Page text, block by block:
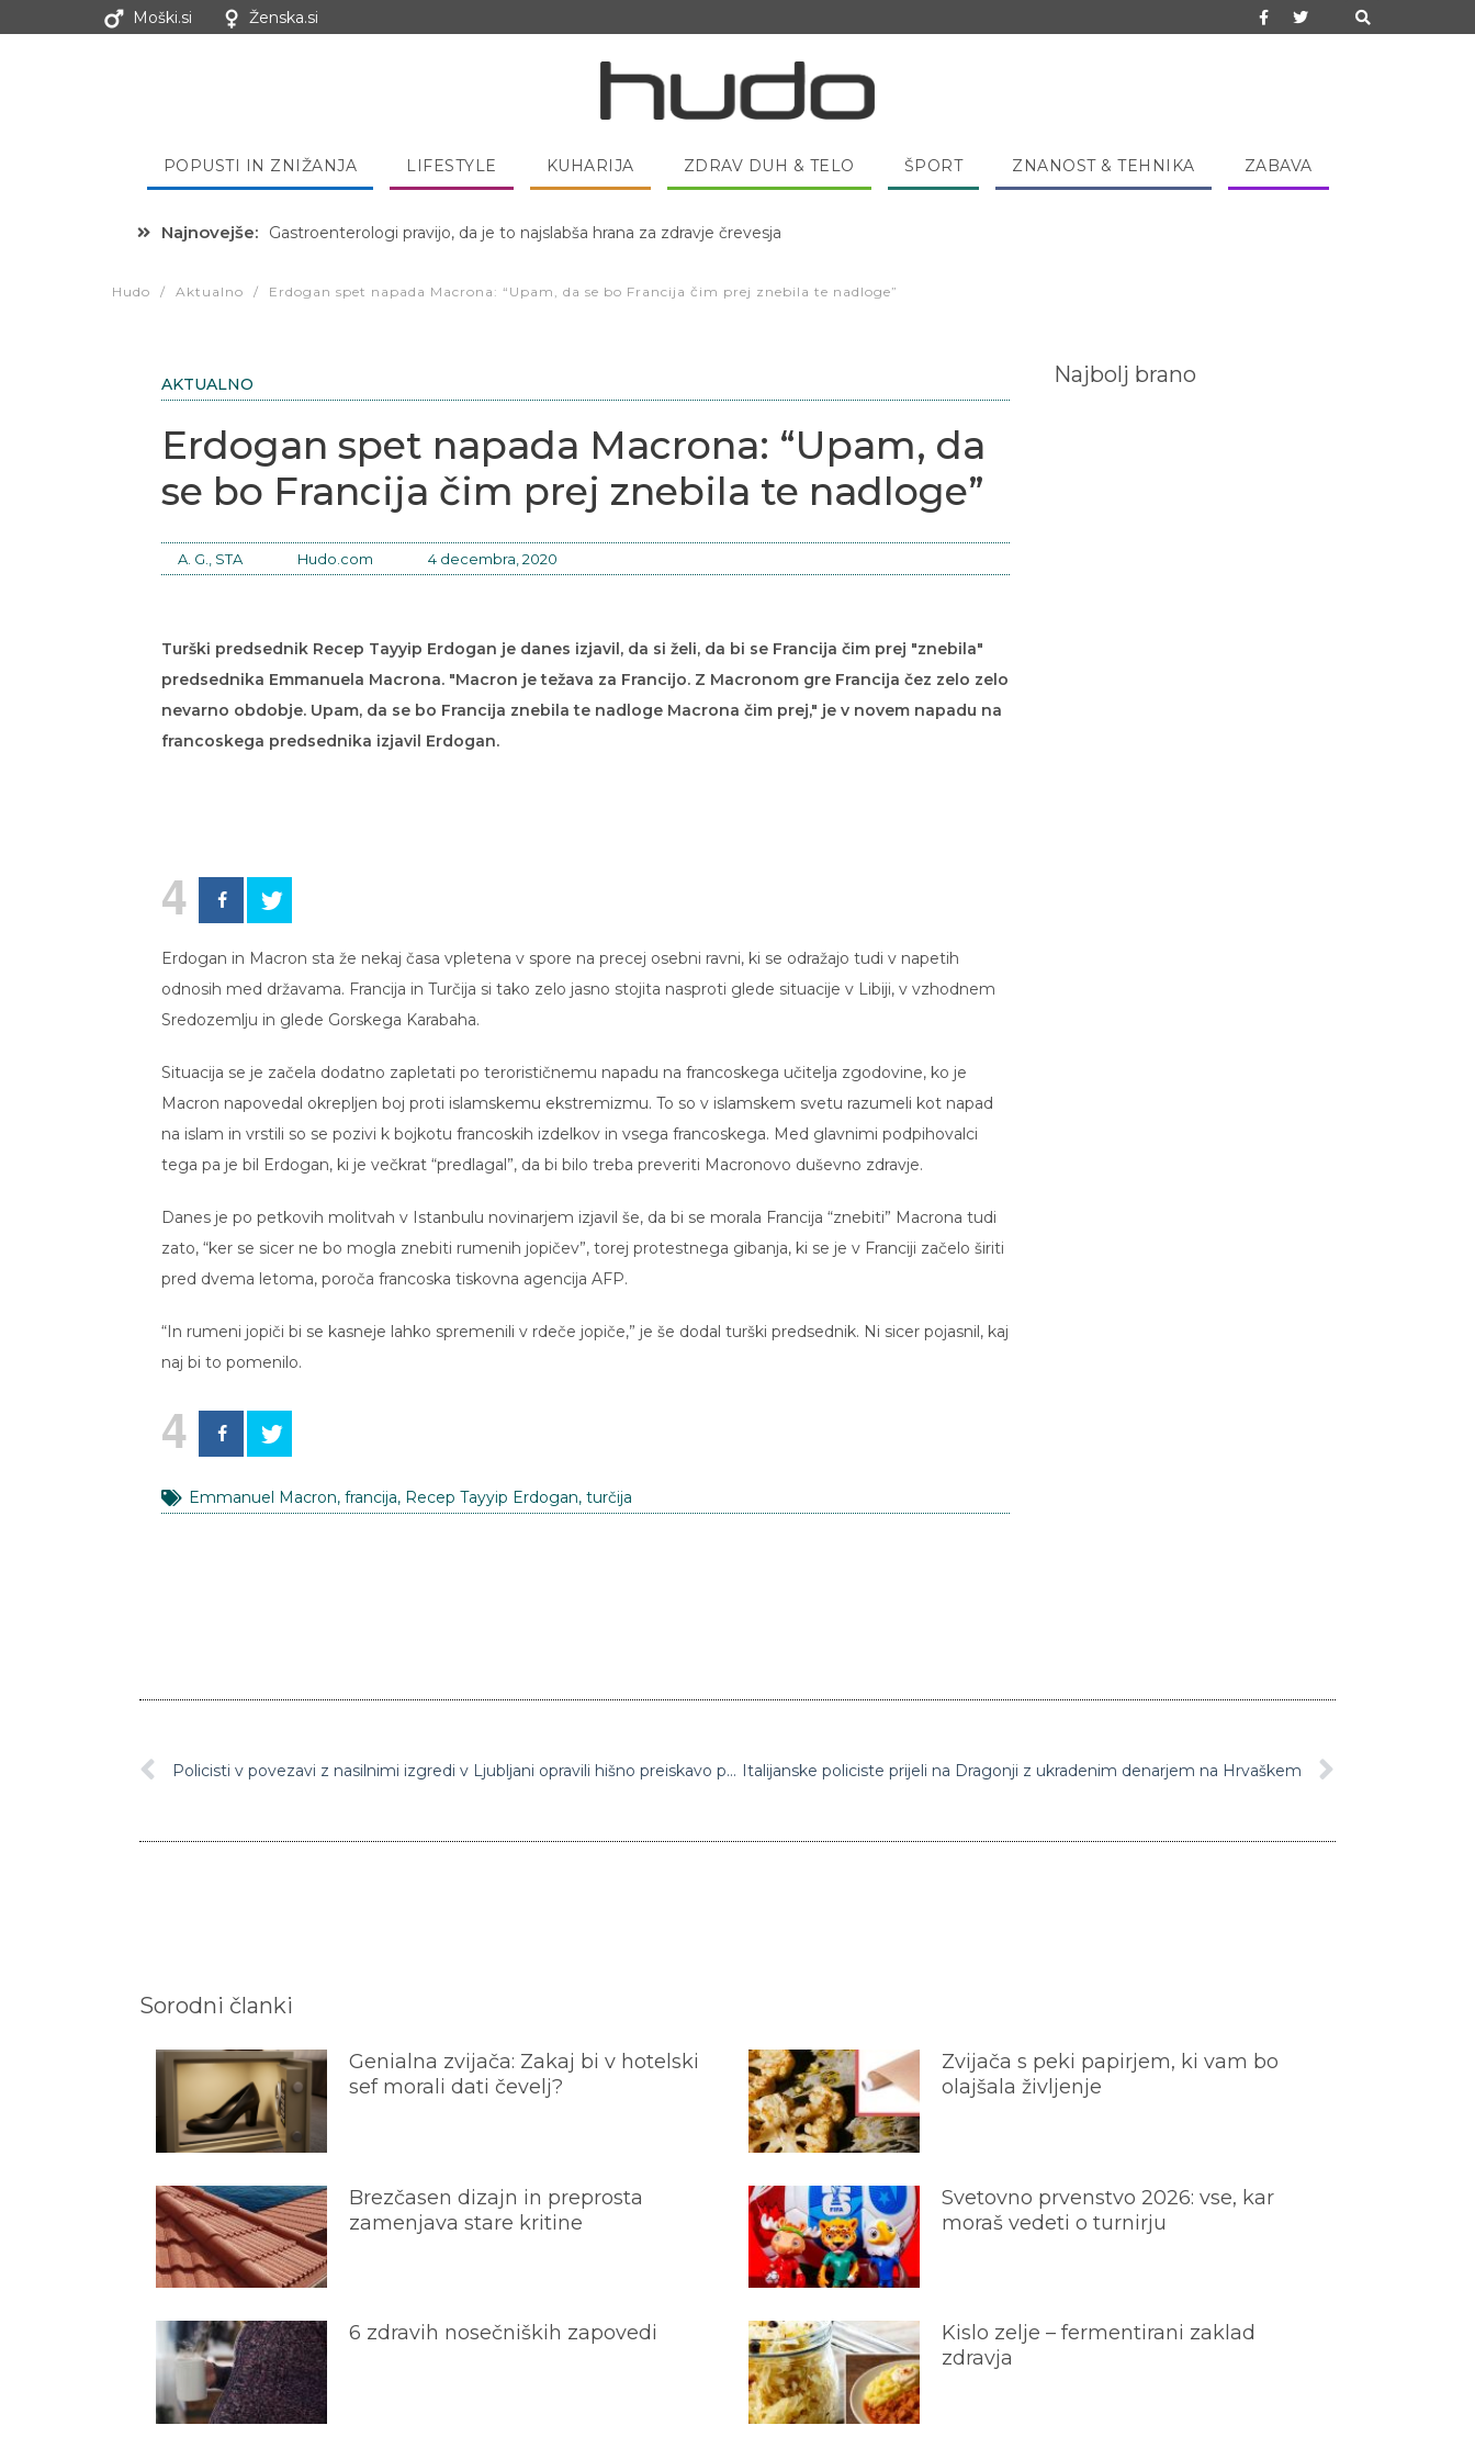
Moški.si Ženska.si
POPUSTI IN ZNIŽANJA LIFESTYLE KUHARIJA ZDRAV DUH & TELO ŠPORT ZNANOST & TEHNIKA ZABAVA
Najnovejše:
Gastroenterologi pravijo, da je to najslabša hrana za zdravje črevesja
Hudo / Aktualno / Erdogan spet napada Macrona: “Upam, da se bo Francija čim prej znebila te nadloge”
AKTUALNO
Erdogan spet napada Macrona: “Upam, da
se bo Francija čim prej znebila te nadloge”
A. G., STA Hudo.com 4 decembra, 2020
Turški predsednik Recep Tayyip Erdogan je danes izjavil, da si želi, da bi se Francija čim prej "znebila"
predsednika Emmanuela Macrona. "Macron je težava za Francijo. Z Macronom gre Francija čez zelo zelo
nevarno obdobje. Upam, da se bo Francija znebila te nadloge Macrona čim prej," je v novem napadu na
francoskega predsednika izjavil Erdogan.
4
Erdogan in Macron sta že nekaj časa vpletena v spore na precej osebni ravni, ki se odražajo tudi v napetih
odnosih med državama. Francija in Turčija si tako zelo jasno stojita nasproti glede situacije v Libiji, v vzhodnem
Sredozemlju in glede Gorskega Karabaha.
Situacija se je začela dodatno zapletati po terorističnemu napadu na francoskega učitelja zgodovine, ko je
Macron napovedal okrepljen boj proti islamskemu ekstremizmu. To so v islamskem svetu razumeli kot napad
na islam in vrstili so se pozivi k bojkotu francoskih izdelkov in vsega francoskega. Med glavnimi podpihovalci
tega pa je bil Erdogan, ki je večkrat “predlagal”, da bi bilo treba preveriti Macronovo duševno zdravje.
Danes je po petkovih molitvah v Istanbulu novinarjem izjavil še, da bi se morala Francija “znebiti” Macrona tudi
zato, “ker se sicer ne bo mogla znebiti rumenih jopičev”, torej protestnega gibanja, ki se je v Franciji začelo širiti
pred dvema letoma, poroča francoska tiskovna agencija AFP.
“In rumeni jopiči bi se kasneje lahko spremenili v rdeče jopiče,” je še dodal turški predsednik. Ni sicer pojasnil, kaj
naj bi to pomenilo.
4
Emmanuel Macron, francija, Recep Tayyip Erdogan, turčija
Najbolj brano
Policisti v povezavi z nasilnimi izgredi v Ljubljani opravili hišno preiskavo pri 39-letniku Italijanske policiste prijeli na Dragonji z ukradenim denarjem na Hrvaškem
Sorodni članki
Genialna zvijača: Zakaj bi v hotelski
sef morali dati čevelj?
Zvijača s peki papirjem, ki vam bo
olajšala življenje
Brezčasen dizajn in preprosta
zamenjava stare kritine
Svetovno prvenstvo 2026: vse, kar
moraš vedeti o turnirju
6 zdravih nosečniških zapovedi
Kislo zelje – fermentirani zaklad
zdravja